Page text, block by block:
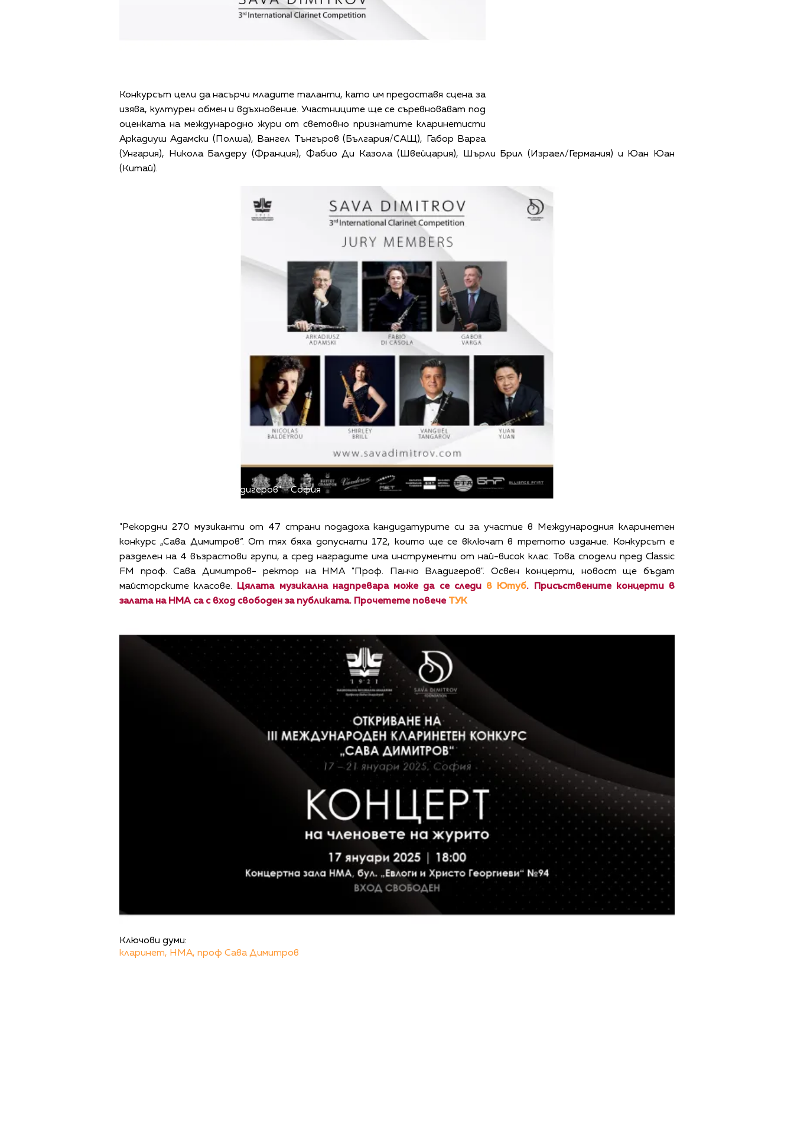
Конкурсът цели да насърчи младите таланти, като им предоставя сцена за
изява, културен обмен и вдъхновение. Участниците ще се съревновават под
оценката на международно жури от световно признатите кларинетисти
Аркадиуш Адамски (Полша), Вангел Тънгъров (България/САЩ), Габор Варга
(Унгария), Никола Балдеру (Франция), Фабио Ди Казола (Швейцария), Шърли Брил (Израел/Германия) и Юан Юан
(Китай).
Снимка: НМА "Панчо Владигеров" - София
"Рекордни 270 музиканти от 47 страни подадоха кандидатурите си за участие в Международния кларинетен
конкурс „Сава Димитров“. От тях бяха допуснати 172, които ще се включат в третото издание. Конкурсът е
разделен на 4 възрастови групи, а сред наградите има инструменти от най-висок клас. Това сподели пред Classic
FM проф. Сава Димитров- ректор на НМА "Проф. Панчо Владигеров". Освен концерти, новост ще бъдат
майсторските класове.
Цялата музикална надпревара може да се следи в Ютуб. Присъствените концерти в
залата на НМА са с вход свободен за публиката. Прочетете повече ТУК
Ключови думи:
кларинет, НМА, проф Сава Димитров